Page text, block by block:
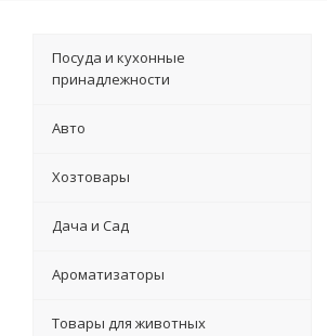
Посуда и кухонные
принадлежности
Авто
Хозтовары
Дача и Сад
Ароматизаторы
Товары для животных